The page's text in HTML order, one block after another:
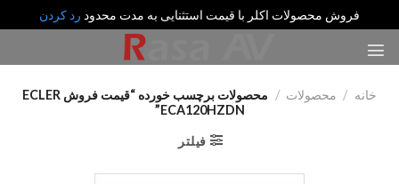
فروش محصولات اکلر با قیمت استثنایی به مدت محدود رد کردن
خانه / محصولات /
محصولات برچسب خورده “قیمت فروش ECLER
ECA120HZDN”
فیلتر